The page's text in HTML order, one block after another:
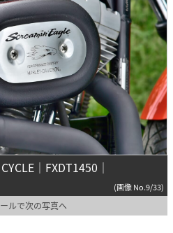
｜FXDT1450｜
(画像 No.9/33)
ルで次の写真へ